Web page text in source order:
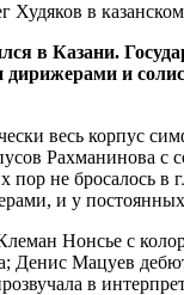
в
в Казани.
и
весь корпус
Рахманинова
не бросалось
и у
Нонсье с
Мацуев
в